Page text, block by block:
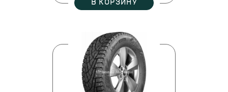
В КОРЗИНУ